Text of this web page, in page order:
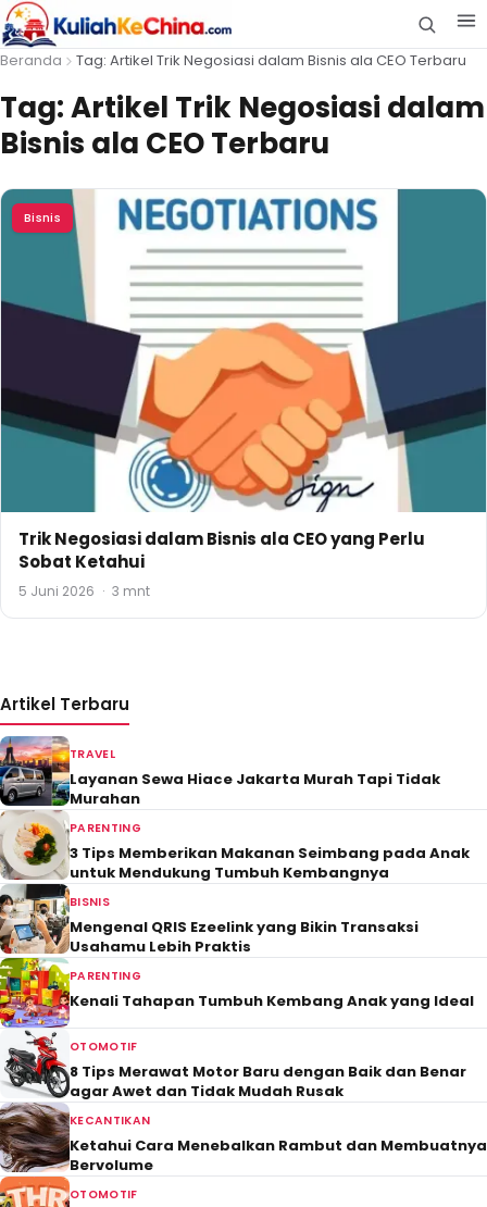
Beranda Tag: Artikel Trik Negosiasi dalam Bisnis ala CEO Terbaru
Tag:Artikel Trik Negosiasi dalam
Bisnis ala CEO Terbaru
Bisnis
Trik Negosiasi dalam Bisnis ala CEO yang Perlu
Sobat Ketahui
5 Juni 2026 · 3 mnt
Artikel Terbaru
TRAVEL
Layanan Sewa Hiace Jakarta Murah Tapi Tidak
Murahan
PARENTING
3 Tips Memberikan Makanan Seimbang pada Anak
untuk Mendukung Tumbuh Kembangnya
BISNIS
Mengenal QRIS Ezeelink yang Bikin Transaksi
Usahamu Lebih Praktis
PARENTING
Kenali Tahapan Tumbuh Kembang Anak yang Ideal
OTOMOTIF
8 Tips Merawat Motor Baru dengan Baik dan Benar
agar Awet dan Tidak Mudah Rusak
KECANTIKAN
Ketahui Cara Menebalkan Rambut dan Membuatnya
Bervolume
OTOMOTIF